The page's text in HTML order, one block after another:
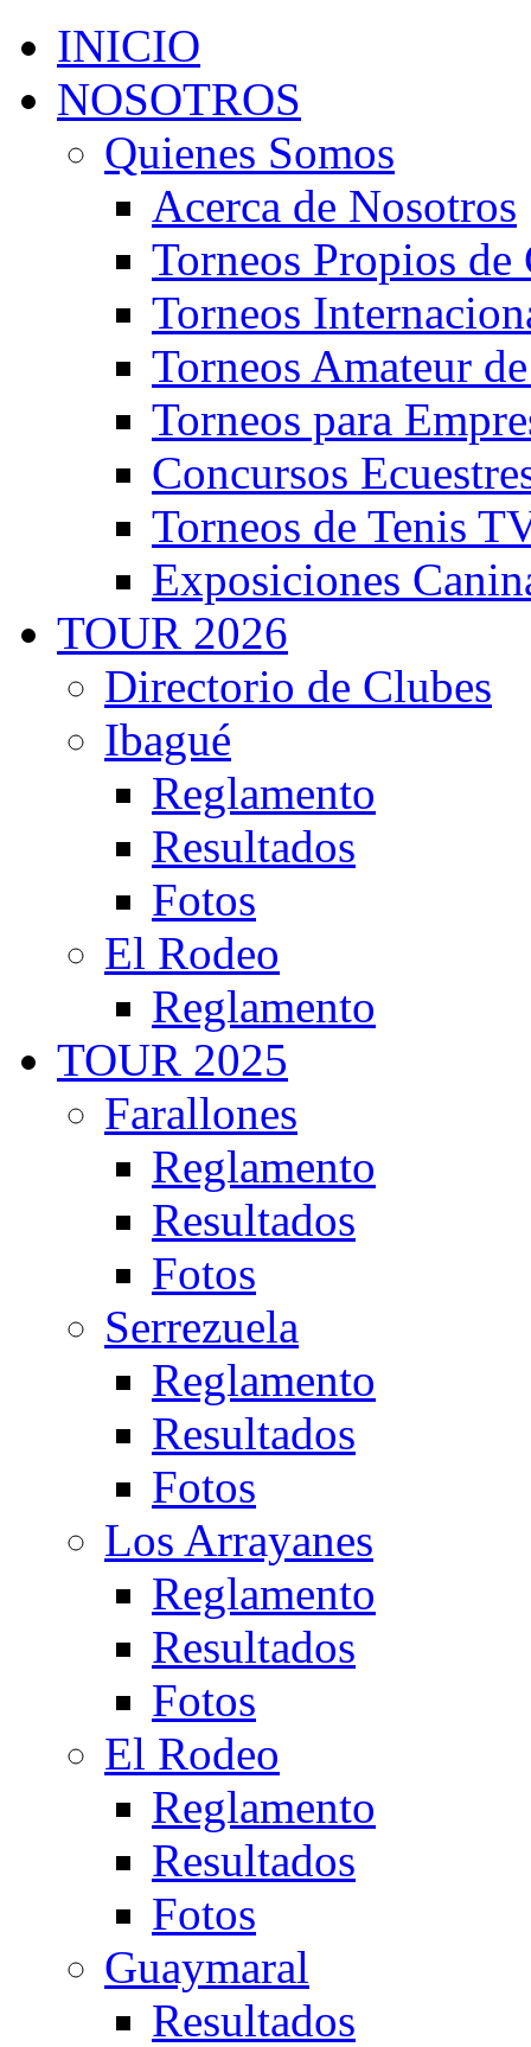
INICIO
NOSOTROS
Quienes Somos
Acerca de Nosotros
Torneos Propios
Torneos
Torneos Amateur
Torneos para
Concursos
Torneos de Tenis
Exposiciones
TOUR 2026
Directorio de Clubes
Ibagué
Reglamento
Resultados
Fotos
El Rodeo
Reglamento
TOUR 2025
Farallones
Reglamento
Resultados
Fotos
Serrezuela
Reglamento
Resultados
Fotos
Los Arrayanes
Reglamento
Resultados
Fotos
El Rodeo
Reglamento
Resultados
Fotos
Guaymaral
Resultados